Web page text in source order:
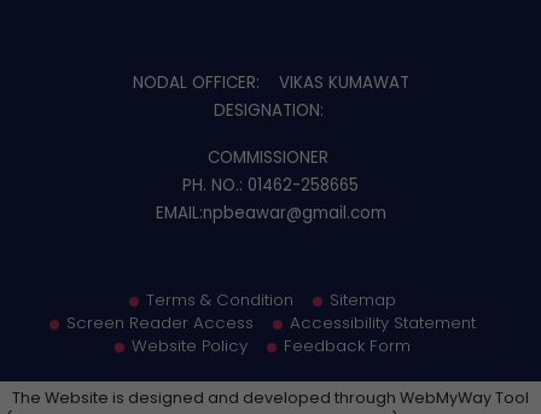
NODAL OFFICER: VIKAS KUMAWAT
DESIGNATION:
COMMISSIONER
PH. NO.: 01462-258665
EMAIL:npbeawar@gmail.com
Terms & Condition
Sitemap
Screen Reader Access
Accessibility Statement
Website Policy
Feedback Form
The Website is designed and developed through WebMyWay Tool